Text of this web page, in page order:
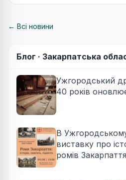
← Всі новини
Блог · Закарпатська
Ужгородський
40 років
В
виставку про
ромів Закарпаття